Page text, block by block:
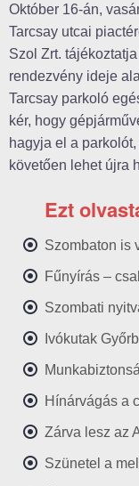
Október 16-án,
Tarcsay utcai
Szol Zrt.
rendezvény ideje
Tarcsay parkoló
kér, hogy
hagyja el a
követően lehet újra
Ezt
Szombaton is
Fűnyírás –
Szombati
Ivókutak
Hínárvágás a
Zárva lesz az
Szünetel a